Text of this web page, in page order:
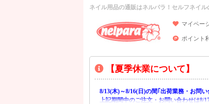
ネイル用品の通販はネルパラ！セルフネイ
マイペー
ポイント
【夏季休業について】
8/13(木)～8/16(日)の間｢出荷業務・お問
上記期間中のご注文・お問い合わせは8/